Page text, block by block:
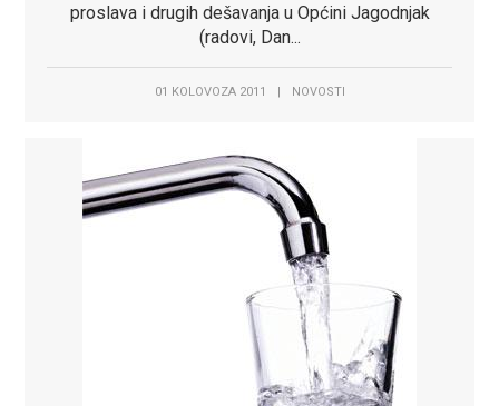
proslava i drugih dešavanja u Općini Jagodnjak
(radovi, Dan...
01 KOLOVOZA 2011 | NOVOSTI